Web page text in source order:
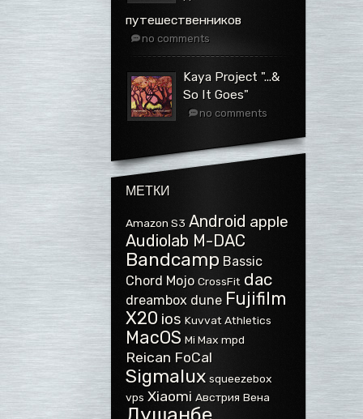
путешественников
no comments
Kaya Project ".​.​.​&
So It Goes"
no comments
МЕТКИ
Amazon S3 Android apple
Audiolab M-DAC
Bandcamp Bassic
Chord Mojo CrossFit dac
dreambox dune Fujifilm
X20 ios Kuvvat Athletics
MacOS Mi Max mpd
Reican FoCal
Sigmalux squeezebox
vps Xiaomi Австрия Вена
Душанбе